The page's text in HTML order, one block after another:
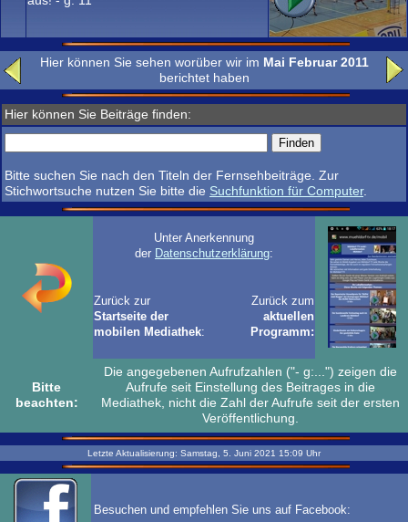
Hier können Sie sehen worüber wir im Mai Februar 2011
berichtet haben
Hier können Sie Beiträge finden:
Bitte suchen Sie nach den Titeln der Fernsehbeiträge. Zur
Stichwortsuche nutzen Sie bitte die Suchfunktion für Computer.
Unter Anerkennung
der Datenschutzerklärung:
Zurück zur
Startseite der
mobilen Mediathek:
Zurück zum
aktuellen
Programm:
Bitte
beachten:
Die angegebenen Aufrufzahlen ("- g:...") zeigen die
Aufrufe seit Einstellung des Beitrages in die
Mediathek, nicht die Zahl der Aufrufe seit der ersten
Veröffentlichung.
Letzte Aktualisierung: Samstag, 5. Juni 2021 15:09 Uhr
Besuchen und empfehlen Sie uns auf Facebook: